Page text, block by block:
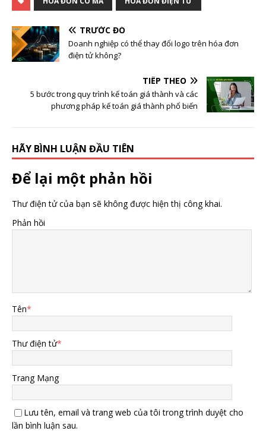
TRƯỚC ĐÓ
Doanh nghiệp có thể thay đổi logo trên hóa đơn
điện tử không?
TIẾP THEO
5 bước trong quy trình kế toán giá thành và các
phương pháp kế toán giá thành phổ biến
HÃY BÌNH LUẬN ĐẦU TIÊN
Để lại một phản hồi
Thư điện tử của bạn sẽ không được hiện thị công khai.
Phản hồi
Tên*
Thư điện tử*
Trang Mạng
Lưu tên, email và trang web của tôi trong trình duyệt cho
lần bình luận sau.